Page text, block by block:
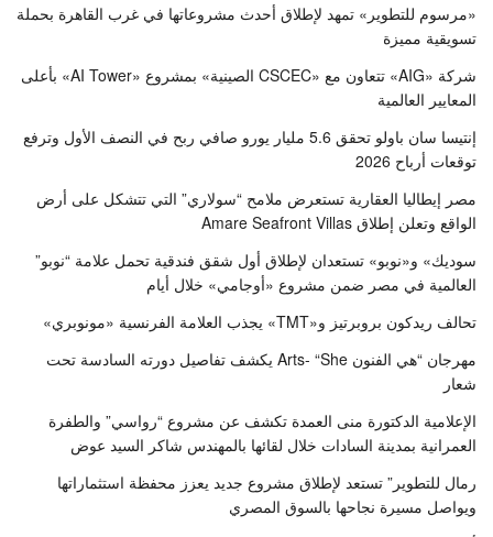
«مرسوم للتطوير» تمهد لإطلاق أحدث مشروعاتها في غرب القاهرة بحملة
تسويقية مميزة
شركة «AIG» تتعاون مع «CSCEC الصينية» بمشروع «AI Tower» بأعلى
المعايير العالمية
إنتيسا سان باولو تحقق 5.6 مليار يورو صافي ربح في النصف الأول وترفع
توقعات أرباح 2026
مصر إيطاليا العقارية تستعرض ملامح “سولاري” التي تتشكل على أرض
الواقع وتعلن إطلاق Amare Seafront Villas
سوديك» و«نوبو» تستعدان لإطلاق أول شقق فندقية تحمل علامة “نوبو”
العالمية في مصر ضمن مشروع «أوجامي» خلال أيام
تحالف ريدكون بروبرتيز و«TMT» يجذب العلامة الفرنسية «مونوبري»
مهرجان “هي الفنون Arts- “She يكشف تفاصيل دورته السادسة تحت
شعار
الإعلامية الدكتورة منى العمدة تكشف عن مشروع “رواسي” والطفرة
العمرانية بمدينة السادات خلال لقائها بالمهندس شاكر السيد عوض
رمال للتطوير” تستعد لإطلاق مشروع جديد يعزز محفظة استثماراتها
ويواصل مسيرة نجاحها بالسوق المصري